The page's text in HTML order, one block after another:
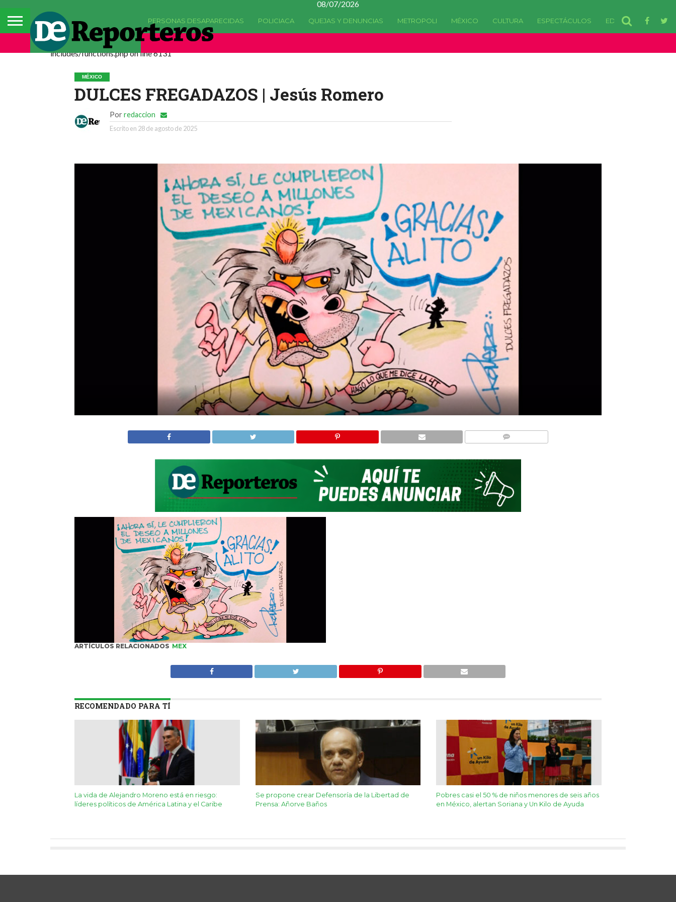
08/07/2026
PERSONAS DESAPARECIDAS POLICIACA QUEJAS Y DENUNCIAS METROPOLI MÉXICO CULTURA ESPECTÁCULOS EDOMEX
Deprecated: La función comments_popup_script ha quedado
includes/functions.php on line 6131
MÉXICO
DULCES FREGADAZOS | Jesús Romero
Por redaccion
Escrito en 28 de agosto de 2025
ARTÍCULOS RELACIONADOS MEX
RECOMENDADO PARA TÍ
La vida de Alejandro Moreno está en riesgo:
líderes políticos de América Latina y el Caribe
Se propone crear Defensoría de la Libertad de
Prensa: Añorve Baños
Pobres casi el 50 % de niños menores de seis años
en México, alertan Soriana y Un Kilo de Ayuda